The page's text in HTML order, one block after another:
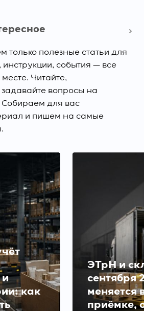
только полезные статьи для
события — все
Читайте,
вопросы на
Собираем для вас
и пишем на самые
и
как
ЭТрН и
сентября
меняется
приёмке,